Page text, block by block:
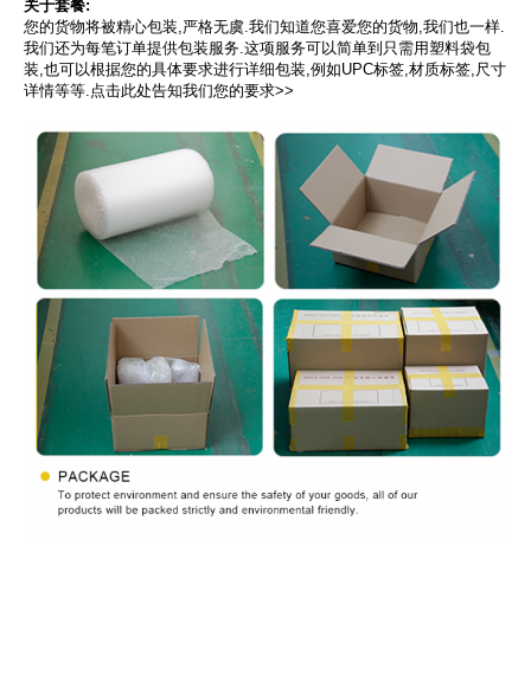
关于套餐:
您的货物将被精心包装,严格无虞.我们知道您喜爱您的货物,我们也一样.
我们还为每笔订单提供包装服务.这项服务可以简单到只需用塑料袋包
装,也可以根据您的具体要求进行详细包装,例如UPC标签,材质标签,尺寸
详情等等.点击此处告知我们您的要求>>